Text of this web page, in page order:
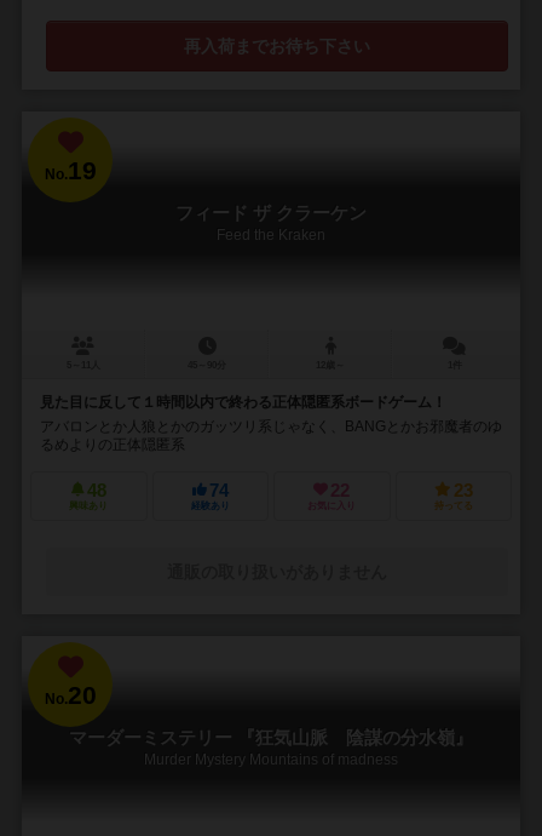
再入荷までお待ち下さい
No.19
フィード ザ クラーケン
Feed the Kraken
見た目に反して１時間以内で終わる正体隠匿系ボードゲーム！
アバロンとか人狼とかのガッツリ系じゃなく、BANGとかお邪魔者のゆ
るめよりの正体隠匿系
48
興味あり
74
経験あり
22
お気に入り
23
持ってる
No.20
マーダーミステリー 『狂気山脈 陰謀の分水嶺』
Murder Mystery Mountains of madness